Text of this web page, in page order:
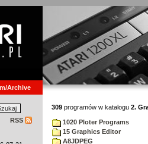
Archive
RSS
309 programów w katalogu 2.
1020 Ploter Programs
15 Graphics Editor
A8JDPEG